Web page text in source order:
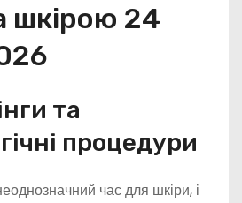
шкірою 24
та
процедури
час для шкіри, і